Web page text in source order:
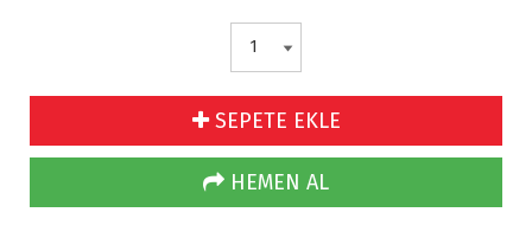
SEPETE EKLE
HEMEN AL